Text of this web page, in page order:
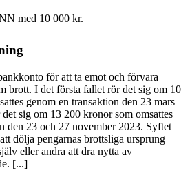
med 10 000 kr.
för att ta emot och förvara
brott. I det första fallet rör det sig om 10
genom en transaktion den 23 mars
sig om 13 200 kronor som omsattes
den 23 och 27 november 2023. Syftet
dölja pengarnas brottsliga ursprung
eller andra att dra nytta av
[...]